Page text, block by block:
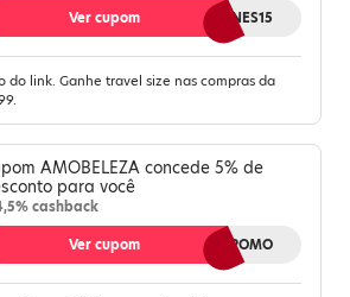
DAVINES15
Ver cupom
do link. Ganhe travel size nas compras da
AMOBELEZA concede 5% de
para você
cashback
AMOPROMO
Ver cupom